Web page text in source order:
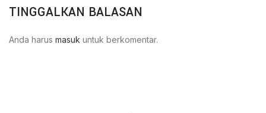
TINGGALKAN BALASAN
Anda harus masuk untuk berkomentar.